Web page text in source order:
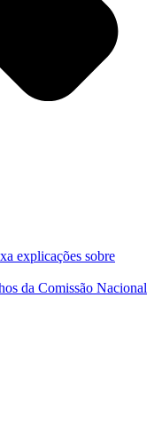
explicações sobre
da Comissão Nacional